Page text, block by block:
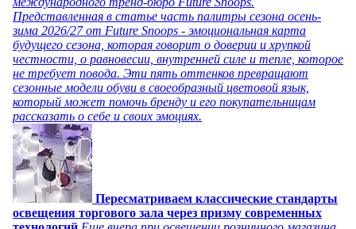
Представленная в статье часть палитры сезона осень-
зима 2026/27 от Future Snoops - эмоциональная карта
будущего сезона, которая говорит о доверии и хрупкой
честности, о равновесии, внутренней силе и тепле, которое
не требует повода. Эти пять оттенков превращают
сезонные модели обуви в своеобразный цветовой язык,
который может помочь бренду и его покупательницам
рассказать о себе и своих эмоциях.
Пересматриваем классические стандарты
освещения торгового зала через призму современных